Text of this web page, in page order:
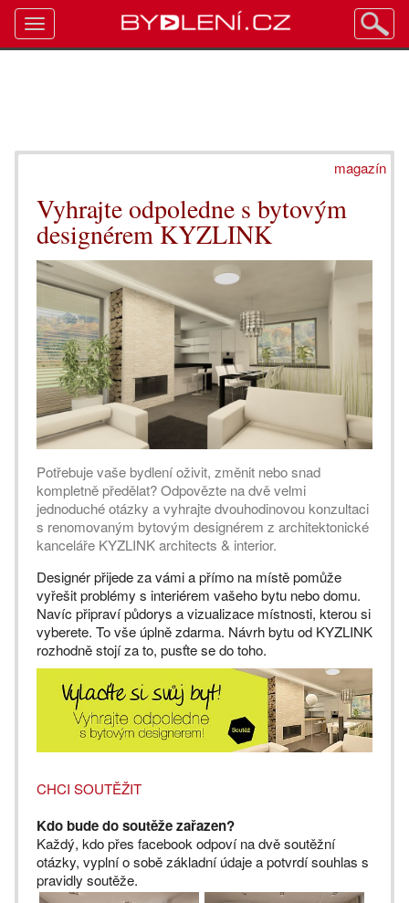
magazín
Vyhrajte odpoledne s bytovým
designérem KYZLINK
Potřebuje vaše bydlení oživit, změnit nebo snad
kompletně předělat? Odpovězte na dvě velmi
jednoduché otázky a vyhrajte dvouhodinovou konzultaci
s renomovaným bytovým designérem z architektonické
kanceláře KYZLINK architects & interior.
Designér přijede za vámi a přímo na místě pomůže
vyřešit problémy s interiérem vašeho bytu nebo domu.
Navíc připraví půdorys a vizualizace místnosti, kterou si
vyberete. To vše úplně zdarma. Návrh bytu od KYZLINK
rozhodně stojí za to, pusťte se do toho.
CHCI SOUTĚŽIT
Kdo bude do soutěže zařazen?
Každý, kdo přes facebook odpoví na dvě soutěžní
otázky, vyplní o sobě základní údaje a potvrdí souhlas s
pravidly soutěže.
Toggle
navigation